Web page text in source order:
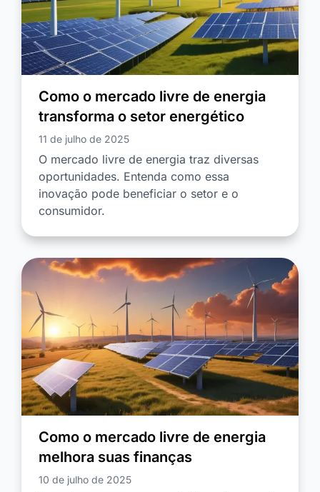
Como o mercado livre de energia
transforma o setor energético
11 de julho de 2025
O mercado livre de energia traz diversas
oportunidades. Entenda como essa
inovação pode beneficiar o setor e o
consumidor.
Como o mercado livre de energia
melhora suas finanças
10 de julho de 2025